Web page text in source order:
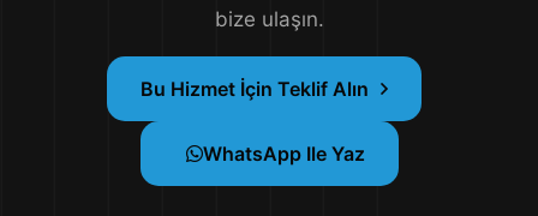
bize ulaşın.
Bu Hizmet İçin Teklif Alın
WhatsApp Ile Yaz